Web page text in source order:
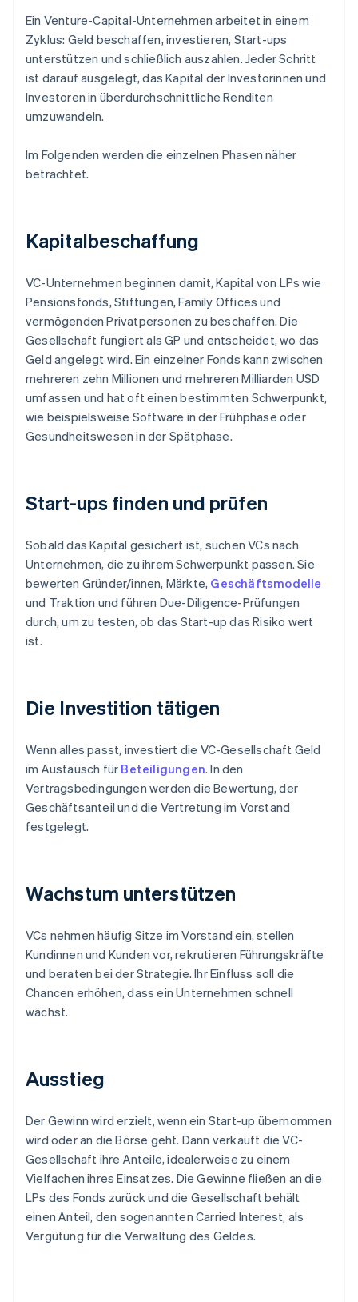
Ein Venture-Capital-Unternehmen arbeitet in einem
Zyklus: Geld beschaffen, investieren, Start-ups
unterstützen und schließlich auszahlen. Jeder Schritt
ist darauf ausgelegt, das Kapital der Investorinnen und
Investoren in überdurchschnittliche Renditen
umzuwandeln.
Im Folgenden werden die einzelnen Phasen näher
betrachtet.
Kapitalbeschaffung
VC-Unternehmen beginnen damit, Kapital von LPs wie
Pensionsfonds, Stiftungen, Family Offices und
vermögenden Privatpersonen zu beschaffen. Die
Gesellschaft fungiert als GP und entscheidet, wo das
Geld angelegt wird. Ein einzelner Fonds kann zwischen
mehreren zehn Millionen und mehreren Milliarden USD
umfassen und hat oft einen bestimmten Schwerpunkt,
wie beispielsweise Software in der Frühphase oder
Gesundheitswesen in der Spätphase.
Start-ups finden und prüfen
Sobald das Kapital gesichert ist, suchen VCs nach
Unternehmen, die zu ihrem Schwerpunkt passen. Sie
bewerten Gründer/innen, Märkte, Geschäftsmodelle
und Traktion und führen Due-Diligence-Prüfungen
durch, um zu testen, ob das Start-up das Risiko wert
ist.
Die Investition tätigen
Wenn alles passt, investiert die VC-Gesellschaft Geld
im Austausch für Beteiligungen. In den
Vertragsbedingungen werden die Bewertung, der
Geschäftsanteil und die Vertretung im Vorstand
festgelegt.
Wachstum unterstützen
VCs nehmen häufig Sitze im Vorstand ein, stellen
Kundinnen und Kunden vor, rekrutieren Führungskräfte
und beraten bei der Strategie. Ihr Einfluss soll die
Chancen erhöhen, dass ein Unternehmen schnell
wächst.
Ausstieg
Der Gewinn wird erzielt, wenn ein Start-up übernommen
wird oder an die Börse geht. Dann verkauft die VC-
Gesellschaft ihre Anteile, idealerweise zu einem
Vielfachen ihres Einsatzes. Die Gewinne fließen an die
LPs des Fonds zurück und die Gesellschaft behält
einen Anteil, den sogenannten Carried Interest, als
Vergütung für die Verwaltung des Geldes.